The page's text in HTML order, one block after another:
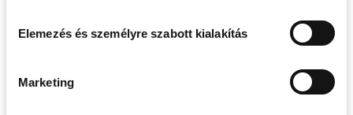
Elemezés és személyre szabott kialakítás
Marketing